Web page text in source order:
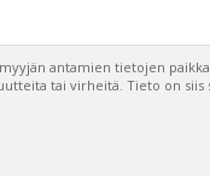
antamien tietojen
tai virheitä. Tieto on siis